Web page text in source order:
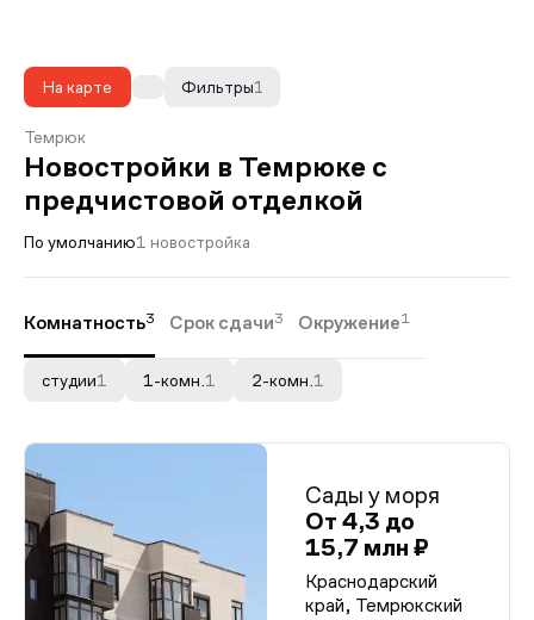
На карте 1
Фильтры
Темрюк
Новостройки в Темрюке с
предчистовой отделкой
По умолчанию1 новостройка
Комнатность3 Срок сдачи3 Окружение1
студии1 1-комн. 1 2-комн. 1
Сады у моря
От 4,3 до
15,7 млн ₽
Краснодарский
край, Темрюкский